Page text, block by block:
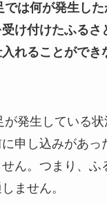
では何が発生し
け付けたふるさ
れることができ
が発生している
申し込みがあっ
ん。つまり、ふ
ません。